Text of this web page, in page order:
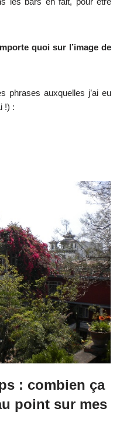
quoi sur l’image de
phrases auxquelles j’ai eu
!) :
: combien ça
point sur mes